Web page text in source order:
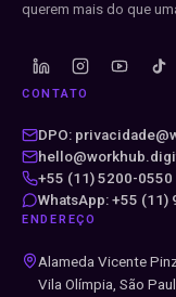
querem mais do que
CONTATO
DPO:
+55 (11) 5200-0550
WhatsApp: +55 (11)
ENDEREÇO
Alameda Vicente
Vila Olímpia, São